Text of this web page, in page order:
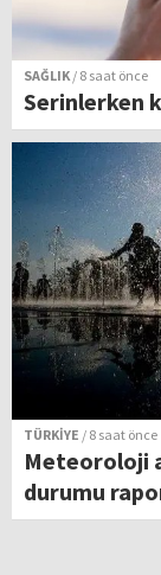
SAĞLIK/ 8 saat önce
Serinlerken
TÜRKİYE / 8 saat önce
Meteoroloji
durumu